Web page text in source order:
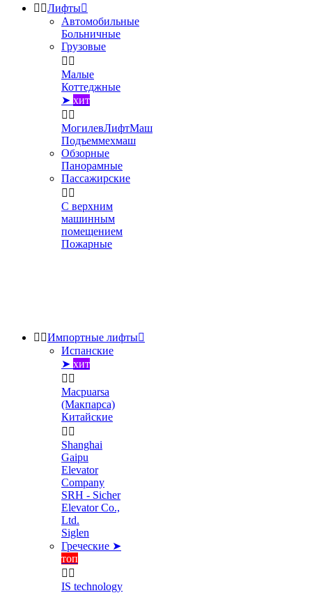
 Лифты
Автомобильные
Больничные
Грузовые
 
Малые
Коттеджные
➤ хит
 
МогилевЛифтМаш
Подъеммехмаш
Обзорные
Панорамные
Пассажирские
 
С верхним
машинным
помещением
Пожарные
 Импортные лифты
Испанские
➤ хит
 
Macpuarsa
(Макпарса)
Китайские
 
Shanghai
Gaipu
Elevator
Company
SRH - Sicher
Elevator Co.,
Ltd.
Siglen
Греческие ➤
топ
 
IS technology